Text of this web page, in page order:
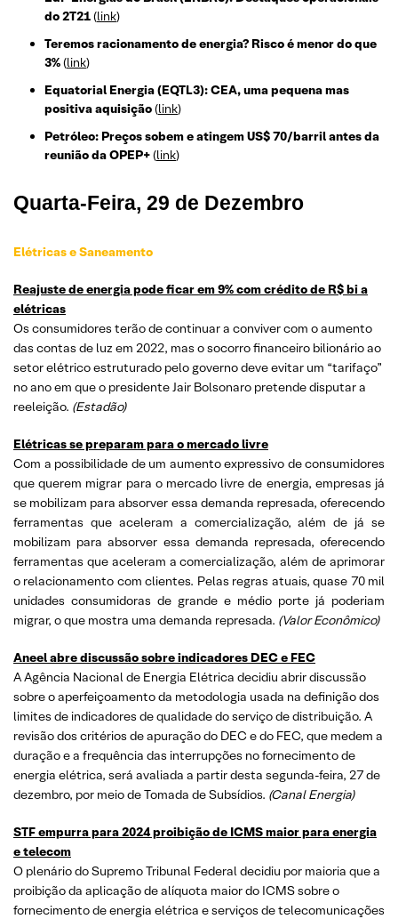
do 2T21(link)
Teremos racionamento de energia? Risco é menor do que
3%(link)
Equatorial Energia (EQTL3): CEA, uma pequena mas
positiva aquisição(link)
Petróleo: Preços sobem e atingem US$ 70/barril antes da
reunião da OPEP+(link)
Quarta-Feira, 29 de Dezembro
Elétricas e Saneamento
Reajuste de energia pode ficar em 9% com crédito de R$ bi a
elétricas
Os consumidores terão de continuar a conviver com o aumento
das contas de luz em 2022, mas o socorro financeiro bilionário ao
setor elétrico estruturado pelo governo deve evitar um “tarifaço”
no ano em que o presidente Jair Bolsonaro pretende disputar a
reeleição. (Estadão)
Elétricas se preparam para o mercado livre
Com a possibilidade de um aumento expressivo de consumidores
que querem migrar para o mercado livre de energia, empresas já
se mobilizam para absorver essa demanda represada, oferecendo
ferramentas que aceleram a comercialização, além de já se
mobilizam para absorver essa demanda represada, oferecendo
ferramentas que aceleram a comercialização, além de aprimorar
o relacionamento com clientes. Pelas regras atuais, quase 70 mil
unidades consumidoras de grande e médio porte já poderiam
migrar, o que mostra uma demanda represada. (Valor Econômico)
Aneel abre discussão sobre indicadores DEC e FEC
A Agência Nacional de Energia Elétrica decidiu abrir discussão
sobre o aperfeiçoamento da metodologia usada na definição dos
limites de indicadores de qualidade do serviço de distribuição. A
revisão dos critérios de apuração do DEC e do FEC, que medem a
duração e a frequência das interrupções no fornecimento de
energia elétrica, será avaliada a partir desta segunda-feira, 27 de
dezembro, por meio de Tomada de Subsídios. (Canal Energia)
STF empurra para 2024 proibição de ICMS maior para energia
e telecom
O plenário do Supremo Tribunal Federal decidiu por maioria que a
proibição da aplicação de alíquota maior do ICMS sobre o
fornecimento de energia elétrica e serviços de telecomunicações